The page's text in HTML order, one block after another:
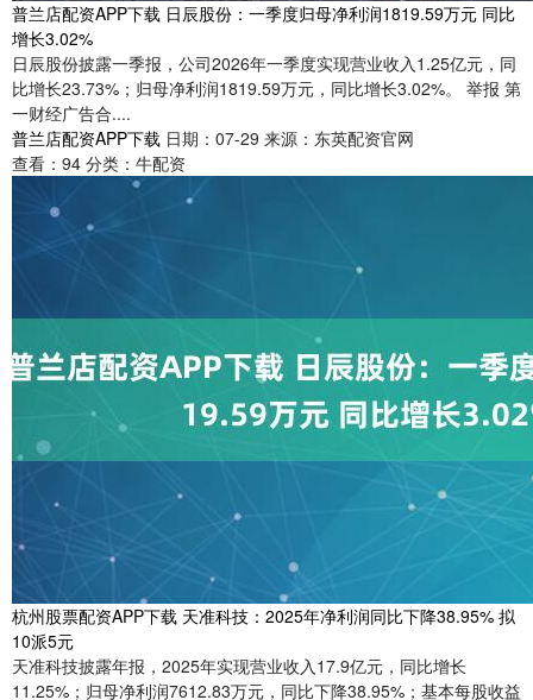
普兰店配资APP下载 日辰股份：一季度归母净利润1819.59万元 同比
增长3.02%
日辰股份披露一季报，公司2026年一季度实现营业收入1.25亿元，同
比增长23.73%；归母净利润1819.59万元，同比增长3.02%。 举报 第
一财经广告合....
普兰店配资APP下载 日期：07-29 来源：东英配资官网
查看： 94 分类： 牛配资
杭州股票配资APP下载 天准科技：2025年净利润同比下降38.95% 拟
10派5元
天准科技披露年报，2025年实现营业收入17.9亿元，同比增长
11.25%；归母净利润7612.83万元，同比下降38.95%；基本每股收益